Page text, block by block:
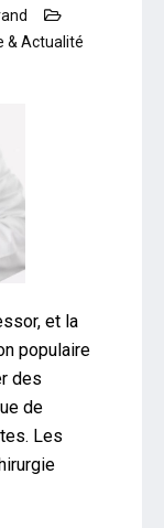
& Actualité
et la
populaire
des
de
Les